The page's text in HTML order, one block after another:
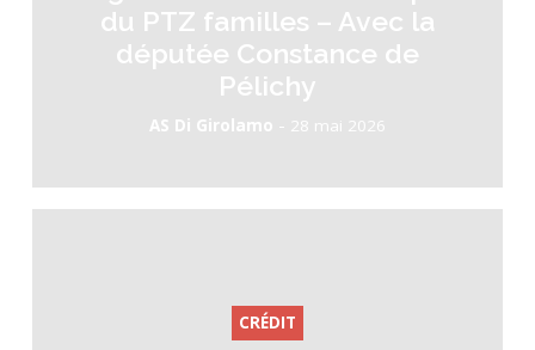
du PTZ familles – Avec la
députée Constance de
Pélichy
AS Di Girolamo - 28 mai 2026
CRÉDIT